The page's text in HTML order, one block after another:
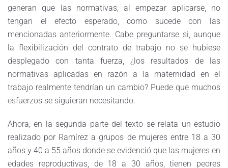
generan que las normativas, al empezar aplicarse, no
tengan el efecto esperado, como sucede con las
mencionadas anteriormente. Cabe preguntarse si, aunque
la flexibilización del contrato de trabajo no se hubiese
desplegado con tanta fuerza, ¿los resultados de las
normativas aplicadas en razón a la maternidad en el
trabajo realmente tendrían un cambio? Puede que muchos
esfuerzos se siguieran necesitando.
Ahora, en la segunda parte del texto se relata un estudio
realizado por Ramírez a grupos de mujeres entre 18 a 30
años y 40 a 55 años donde se evidenció que las mujeres en
edades reproductivas, de 18 a 30 años, tienen peores